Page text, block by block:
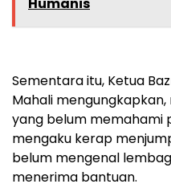
Humanis
Sementara itu, Ketua
Mahali
yang belum memahami
mengaku kerap
belum mengenal
menerima bantuan.